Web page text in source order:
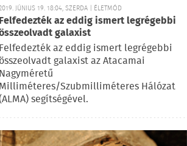
JÚNIUS 19. 18:04, SZERDA | ÉLETMÓD
Felfedezték az eddig ismert legrégebbi
galaxist
Felfedezték az eddig ismert legrégebbi
összeolvadt galaxist az Atacamai
Nagyméretű
Milliméteres/Szubmilliméteres Hálózat
segítségével.